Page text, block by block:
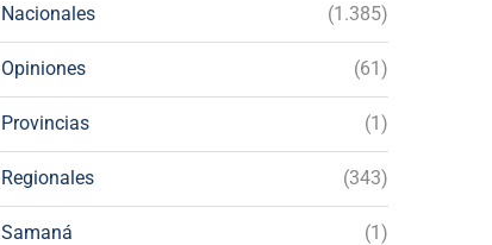
Nacionales (1.385)
Opiniones (61)
Provincias (1)
Regionales (343)
Samaná (1)